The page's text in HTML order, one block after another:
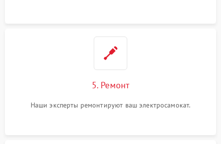
5. Ремонт
Наши эксперты ремонтируют ваш электросамокат.